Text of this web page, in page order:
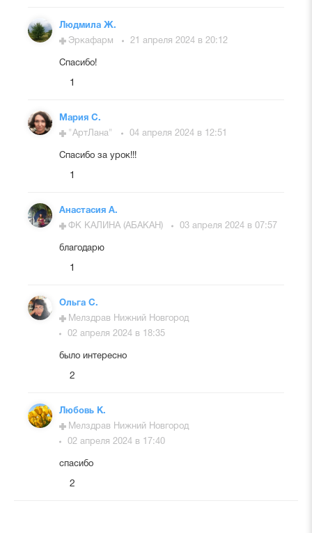
Людмила Ж.
Эркафарм
21 апреля 2024 в 20:12
Спасибо!
1
Мария С.
"АртЛана"
04 апреля 2024 в 12:51
Спасибо за урок!!!
1
Анастасия А.
ФК КАЛИНА (АБАКАН)
03 апреля 2024 в 07:57
благодарю
1
Ольга С.
Мелздрав Нижний Новгород
02 апреля 2024 в 18:35
было интересно
2
Любовь К.
Мелздрав Нижний Новгород
02 апреля 2024 в 17:40
спасибо
2